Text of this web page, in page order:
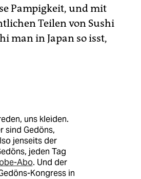
Pampigkeit, und mit
Teilen von Sushi
man in Japan so isst,
uns kleiden.
sind Gedöns,
jenseits der
jeden Tag
Abo. Und der
Kongress in